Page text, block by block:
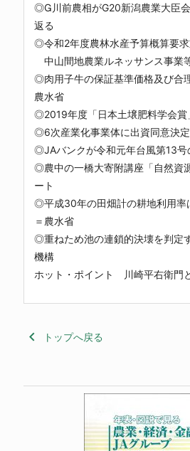
◎川前農相がG20新潟農業大臣
返る
◎令和2年度農林水産予算概算要
中山間地農業ルネッサンス事業
◎肉用子牛の保証基準価格及び合
農水省
◎2019年度「日本土壌肥料学会賞
◎6次産業化事業体に出資同意決
◎JAバンクが令和元年台風第13号
◎農中の一橋大寄附講座「自然資
ート
◎平成30年の田畑計の耕地利用率
＝農水省
◎重ねため池の連鎖的決壊を判定
機構
ホット・ポイント 川崎平右衛門
keyboard_arrow_left トップへ戻る